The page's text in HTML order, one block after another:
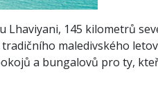
Lhaviyani, 145 kilometrů
maledivského
a bungalovů pro ty,